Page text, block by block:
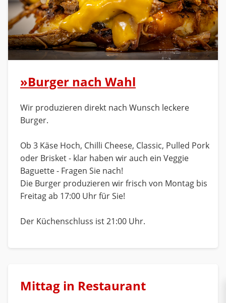
»Burger nach Wahl
Wir produzieren direkt nach Wunsch leckere
Burger.
Ob 3 Käse Hoch, Chilli Cheese, Classic, Pulled Pork
oder Brisket - klar haben wir auch ein Veggie
Baguette - Fragen Sie nach!
Die Burger produzieren wir frisch von Montag bis
Freitag ab 17:00 Uhr für Sie!
Der Küchenschluss ist 21:00 Uhr.
Mittag in Restaurant